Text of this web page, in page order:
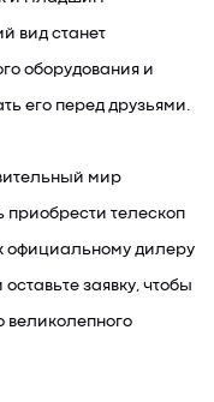
вид станет
оборудования и
его перед друзьями.
мир
приобрести телескоп
официальному дилеру
заявку, чтобы
великолепного